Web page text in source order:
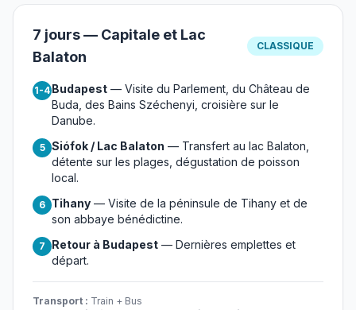
7 jours — Capitale et Lac
Balaton
CLASSIQUE
1-4 Budapest — Visite du Parlement, du Château de
Buda, des Bains Széchenyi, croisière sur le
Danube.
5 Siófok / Lac Balaton — Transfert au lac Balaton,
détente sur les plages, dégustation de poisson
local.
6 Tihany — Visite de la péninsule de Tihany et de
son abbaye bénédictine.
7 Retour à Budapest — Dernières emplettes et
départ.
Transport : Train + Bus